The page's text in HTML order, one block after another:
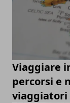
Viaggiare
percorsi e
viaggiatori